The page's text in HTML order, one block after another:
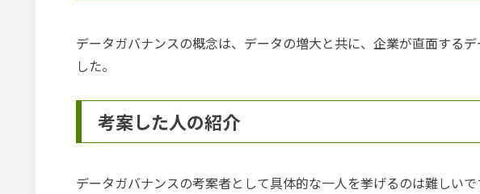
データガバナンスの概念は、データの増大と共に、企業が直面する
した。
考案した人の紹介
データガバナンスの考案者として具体的な一人を挙げるのは難しい